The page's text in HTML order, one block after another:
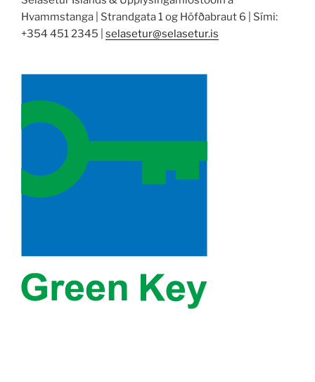
Hvammstanga | Strandgata 1 og Höfðabraut 6 | Sími:
+354 451 2345 | selasetur@selasetur.is